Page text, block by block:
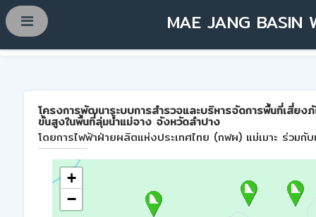
MAE JANG BASIN
โครงการพัฒนาระบบการสำรวจและบริหารจัดการพื้นที่เสี่ย
ขั้นสูงในพื้นที่ลุ่มน้ำแม่จาง จังหวัดลำปาง
โดยการไฟฟ้าฝ่ายผลิตแห่งประเทศไทย (กฟผ) แม่เมาะ ร่วมกั
+
−